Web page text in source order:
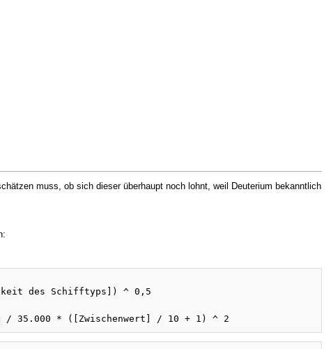
muss, ob sich dieser überhaupt noch lohnt, weil Deuterium bekanntlich
des Schifftyps]) ^ 0,5